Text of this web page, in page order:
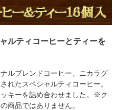
ルティコーヒーとティーを
ルブレンドコーヒー、ニカラグ
れたスペシャルティコーヒー。
キーを詰め合わせました。※ク
商品ではありません。